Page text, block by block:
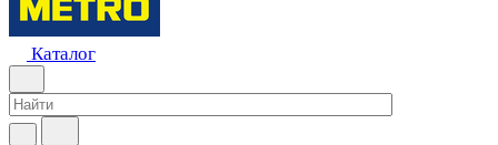
Каталог